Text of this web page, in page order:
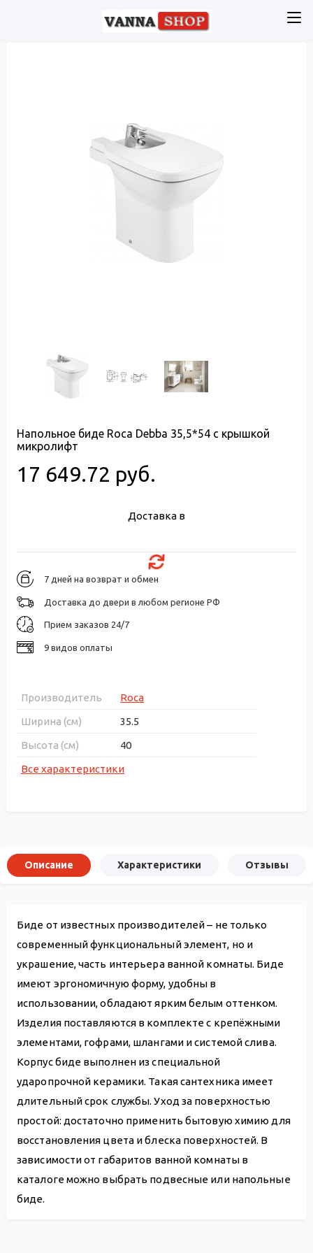
Напольное биде Roca Debba 35,5*54 с крышкой
микролифт
17 649.72 руб.
Доставка в
7 дней на возврат и обмен
Доставка до двери в любом регионе РФ
Прием заказов 24/7
9 видов оплаты
Производитель
Roca
Ширина (см)
35.5
Высота (см)
40
Все характеристики
Описание Характеристики Отзывы
Биде от известных производителей – не только
современный функциональный элемент, но и
украшение, часть интерьера ванной комнаты. Биде
имеют эргономичную форму, удобны в
использовании, обладают ярким белым оттенком.
Изделия поставляются в комплекте с крепёжными
элементами, гофрами, шлангами и системой слива.
Корпус биде выполнен из специальной
ударопрочной керамики. Такая сантехника имеет
длительный срок службы. Уход за поверхностью
простой: достаточно применить бытовую химию для
восстановления цвета и блеска поверхностей. В
зависимости от габаритов ванной комнаты в
каталоге можно выбрать подвесные или напольные
биде.